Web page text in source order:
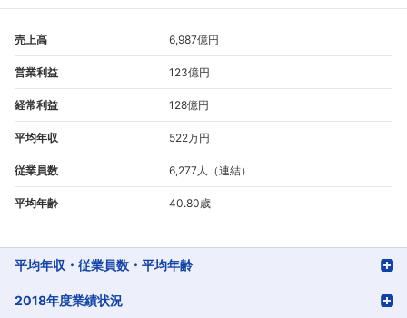
売上高 6,987億円
営業利益 123億円
経常利益 128億円
平均年収 522万円
従業員数 6,277人（連結）
平均年齢 40.80歳
平均年収・従業員数・平均年齢
2018年度業績状況